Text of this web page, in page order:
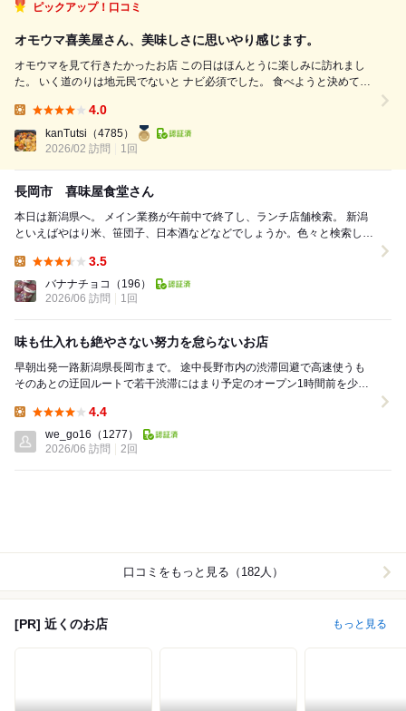
ピックアップ！口コミ
オモウマ喜美屋さん、美味しさに思いやり感じます。
オモウマを見て行きたかったお店 この日はほんとうに楽しみに訪れまし
た。 いく道のりは地元民でないと ナビ必須でした。 食べようと決めてい
4.0
kanTutsi （4785）
2026/02 訪問
1回
長岡市 喜味屋食堂さん
本日は新潟県へ。 メイン業務が午前中で終了し、ランチ店舗検索。 新潟
といえばやはり米、笹団子、日本酒などなどでしょうか。色々と検索した
3.5
バナナチョコ
（196）
2026/06 訪問
1回
味も仕入れも絶やさない努力を怠らないお店
早朝出発一路新潟県長岡市まで。 途中長野市内の渋滞回避で高速使うも
そのあとの迂回ルートで若干渋滞にはまり予定のオープン1時間前を少し
4.4
we_go16 （1277）
2026/06 訪問
2回
口コミをもっと見る（182人）
[PR] 近くのお店 もっと見る